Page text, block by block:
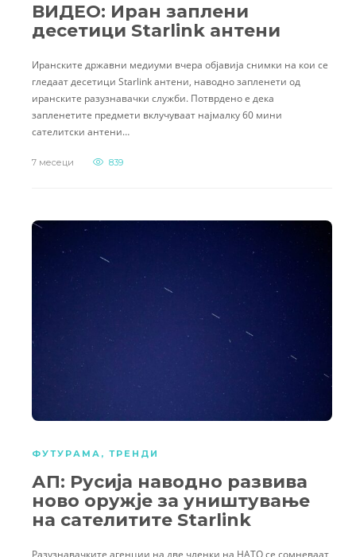
ВИДЕО: Иран заплени
десетици Starlink антени
Иранските државни медиуми вчера објавија снимки на кои се
гледаат десетици Starlink антени, наводно запленети од
иранските разузнавачки служби. Потврдено е дека
запленетите предмети вклучуваат најмалку 60 мини
сателитски антени…
7 месеци 839
ФУТУРАМА , ТРЕНДИ
АП: Русија наводно развива
ново оружје за уништување
на сателитите Starlink
Разузнавачките агенции на две членки на НАТО се сомневаат